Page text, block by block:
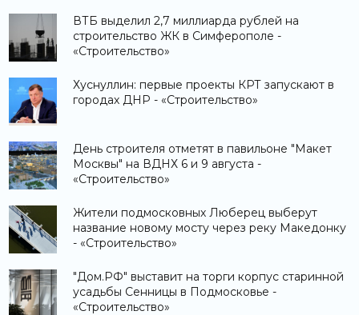
ВТБ выделил 2,7 миллиарда рублей на
строительство ЖК в Симферополе -
«Строительство»
Хуснуллин: первые проекты КРТ запускают в
городах ДНР - «Строительство»
День строителя отметят в павильоне "Макет
Москвы" на ВДНХ 6 и 9 августа -
«Строительство»
Жители подмосковных Люберец выберут
название новому мосту через реку Македонку
- «Строительство»
"Дом.РФ" выставит на торги корпус старинной
усадьбы Сенницы в Подмосковье -
«Строительство»